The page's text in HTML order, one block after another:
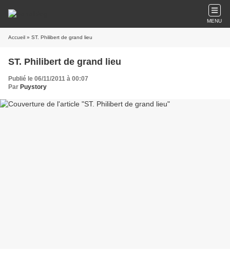
MENU
Accueil » ST. Philibert de grand lieu
ST. Philibert de grand lieu
Publié le 06/11/2011 à 00:07
Par Puystory